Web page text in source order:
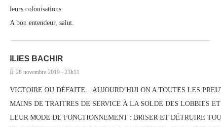
leurs colonisations.
A bon entendeur, salut.
ILIES BACHIR
28 novembre 2019 - 23h11
VICTOIRE OU DÉFAITE…AUJOURD’HUI ON A TOUTES LES
MAINS DE TRAITRES DE SERVICE À LA SOLDE DES LOBBIES
LEUR MODE DE FONCTIONNEMENT : BRISER ET DÉTRUIRE